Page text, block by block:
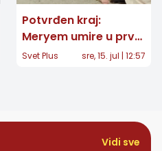
Potvrđen kraj:
Meryem umire u prvoj
epizodi 3. sezone
Svet Plus sre, 15. jul | 12:57
Vidi sve